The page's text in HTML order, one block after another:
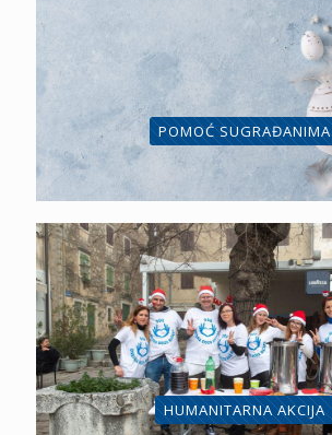
POMOĆ SUGRAĐANIMA
HUMANITARNA AKCIJA